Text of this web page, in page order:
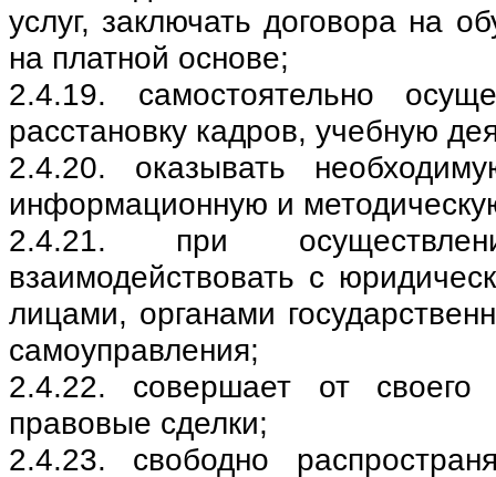
услуг, заключать договора на
на платной основе;
2.4.19. самостоятельно
расстановку кадров, учебную
2.4.20. оказывать
информационную и
2.4.21. при
взаимодействовать с
лицами, органами
самоуправления;
2.4.22. совершает от своего
правовые сделки;
2.4.23. свободно